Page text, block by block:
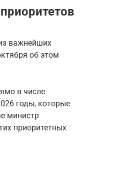
важнейших
об этом
в числе
годы, которые
министр
приоритетных